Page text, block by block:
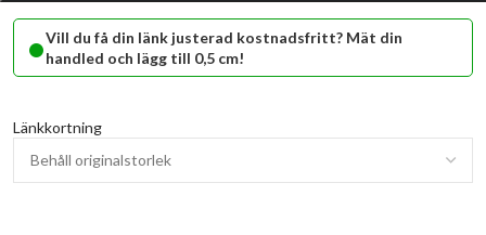
•Vill du få din länk justerad kostnadsfritt? Mät din
handled och lägg till 0,5 cm!
Länkkortning